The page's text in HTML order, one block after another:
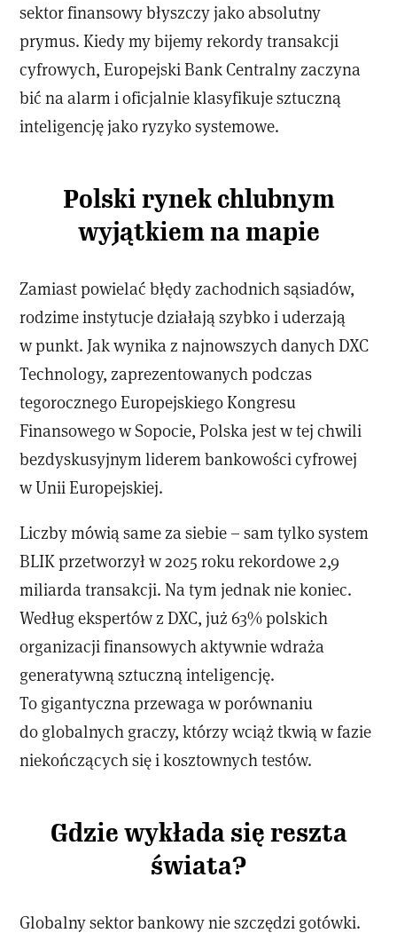
sektor finansowy błyszczy jako absolutny
prymus. Kiedy my bijemy rekordy transakcji
cyfrowych, Europejski Bank Centralny zaczyna
bić na alarm i oficjalnie klasyfikuje sztuczną
inteligencję jako ryzyko systemowe.
Polski rynek chlubnym
wyjątkiem na mapie
Zamiast powielać błędy zachodnich sąsiadów,
rodzime instytucje działają szybko i uderzają
w punkt. Jak wynika z najnowszych danych DXC
Technology, zaprezentowanych podczas
tegorocznego Europejskiego Kongresu
Finansowego w Sopocie, Polska jest w tej chwili
bezdyskusyjnym liderem bankowości cyfrowej
w Unii Europejskiej.
Liczby mówią same za siebie – sam tylko system
BLIK przetworzył w 2025 roku rekordowe 2,9
miliarda transakcji. Na tym jednak nie koniec.
Według ekspertów z DXC, już 63% polskich
organizacji finansowych aktywnie wdraża
generatywną sztuczną inteligencję.
To gigantyczna przewaga w porównaniu
do globalnych graczy, którzy wciąż tkwią w fazie
niekończących się i kosztownych testów.
Gdzie wykłada się reszta
świata?
Globalny sektor bankowy nie szczędzi gotówki.